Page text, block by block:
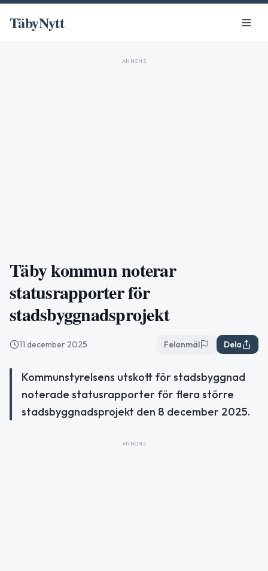
TäbyNytt
ANNONS
Täby kommun noterar
statusrapporter för
stadsbyggnadsprojekt
11 december 2025 Felanmäl Dela
Kommunstyrelsens utskott för stadsbyggnad
noterade statusrapporter för flera större
stadsbyggnadsprojekt den 8 december 2025.
ANNONS